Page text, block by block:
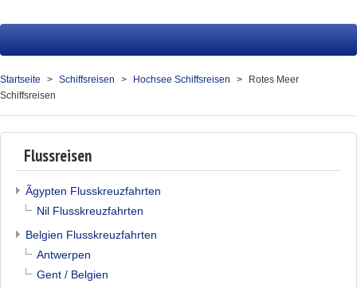
Hochsee
Service
Über uns
Kontakt
Startseite Schiffsreisen Hochsee Schiffsreisen
Rotes Meer
Schiffsreisen
Flussreisen
Ãgypten Flusskreuzfahrten
Nil Flusskreuzfahrten
Belgien Flusskreuzfahrten
Antwerpen
Gent / Belgien